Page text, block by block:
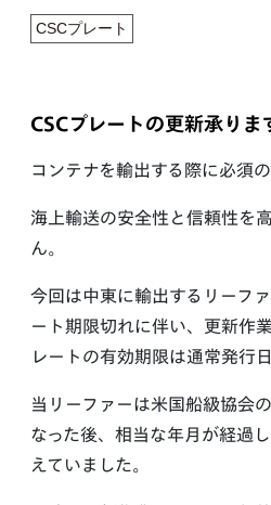
CSCプレートの更新承りま
コンテナを輸出する際に必須の
海上輸送の安全性と信頼性を
ん。
今回は中東に輸出するリーフ
ート期限切れに伴い、更新作
レートの有効期限は通常発行
当リーファーは米国船級協会
なった後、相当な年月が経過
えていました。
CSCプレート